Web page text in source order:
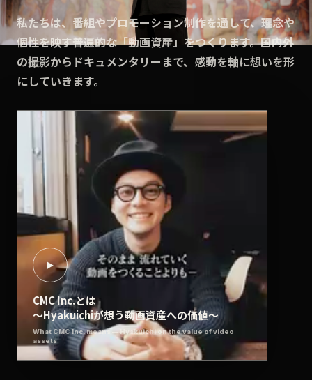
私たちは、番組やプロモーション制作を通して、理念や
個性を映す普遍的な「動画資産」をつくります。国内外
の撮影からドキュメンタリーまで、感動を軸に想いを形
にしていきます。
▶
CMC Inc.とは
〜Hyakuichiが想う動画資産への価値〜
What CMC Inc. means — Hyakuichi on the value of video
assets